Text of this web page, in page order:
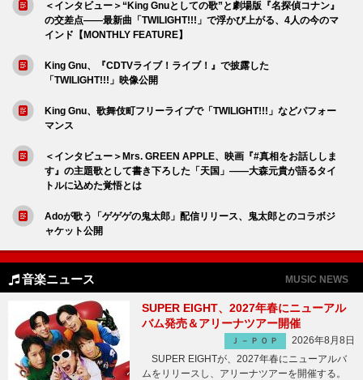
＜インタビュー＞“King Gnuとしての歌”と劇場版『名探偵コナン』
の交差点――最新曲「TWILIGHT!!!」で浮かび上がる、4人の今のマ
インド【MONTHLY FEATURE】
King Gnu、『CDTVライブ！ライブ！』で披露した
「TWILIGHT!!!」映像公開
King Gnu、歌舞伎町フリーライブで「TWILIGHT!!!」などパフォー
マンス
＜インタビュー＞Mrs. GREEN APPLE、映画『#真相をお話ししま
す』の主題歌として書き下ろした「天国」――大森元貴が語るタイ
トルに込めた覚悟とは
Adoが歌う「ゲゲゲの鬼太郎」配信リリース、鬼太郎とのコラボジ
ャケット公開
音楽ニュース MUSIC NEWS
SUPER EIGHT、2027年春にニューアル
バム発売＆アリーナツアー開催
Ｊ－ＰＯＰ
2026年8月8日
SUPER EIGHTが、2027年春にニューアルバ
ムをリリースし、アリーナツアーを開催する。